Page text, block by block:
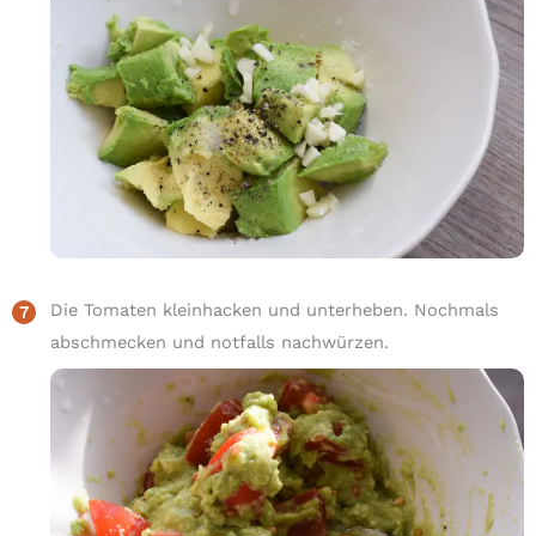
Die Tomaten kleinhacken und unterheben. Nochmals
abschmecken und notfalls nachwürzen.